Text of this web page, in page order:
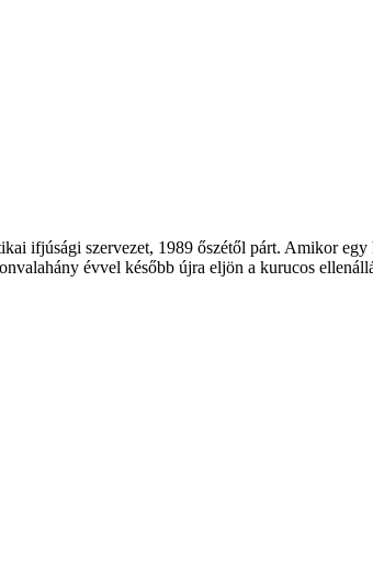
ifjúsági szervezet, 1989 őszétől párt. Amikor
évvel később újra eljön a kurucos